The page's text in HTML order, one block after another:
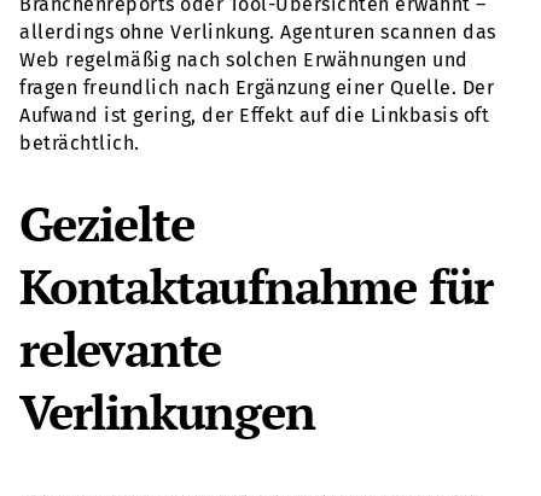
allerdings ohne Verlinkung. Agenturen scannen das
Web regelmäßig nach solchen Erwähnungen und
fragen freundlich nach Ergänzung einer Quelle. Der
Aufwand ist gering, der Effekt auf die Linkbasis oft
beträchtlich.
Gezielte
Kontaktaufnahme für
relevante
Verlinkungen